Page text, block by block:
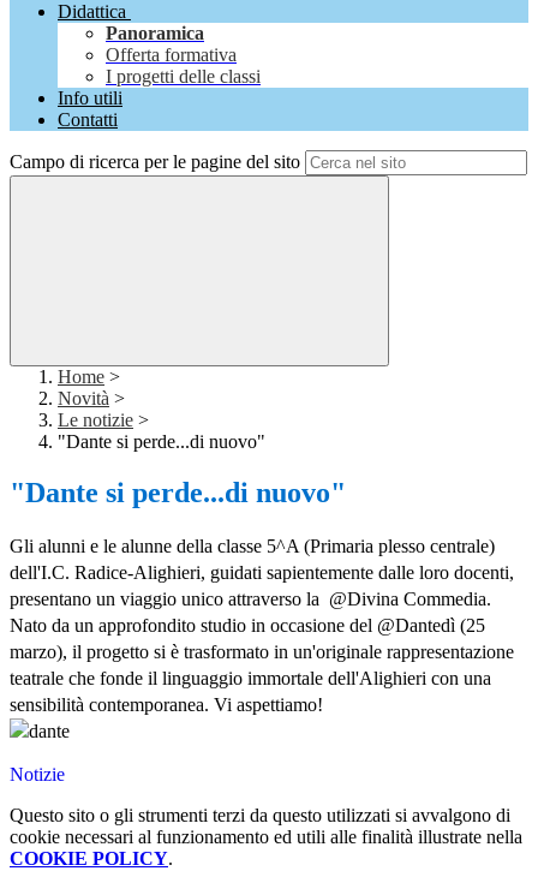
Didattica
Panoramica
Offerta formativa
I progetti delle classi
Info utili
Contatti
Campo di ricerca per le pagine del sito
Home >
Novità >
Le notizie >
"Dante si perde...di nuovo"
"Dante si perde...di nuovo"
Gli alunni e le alunne della classe 5^A (Primaria plesso centrale)
dell'I.C. Radice-Alighieri, guidati sapientemente dalle loro docenti,
presentano un viaggio unico attraverso la @Divina Commedia.
Nato da un approfondito studio in occasione del @Dantedì (25
marzo), il progetto si è trasformato in un'originale rappresentazione
teatrale che fonde il linguaggio immortale dell'Alighieri con una
sensibilità contemporanea. Vi aspettiamo!
Notizie
Questo sito o gli strumenti terzi da questo utilizzati si avvalgono di
cookie necessari al funzionamento ed utili alle finalità illustrate nella
COOKIE POLICY.